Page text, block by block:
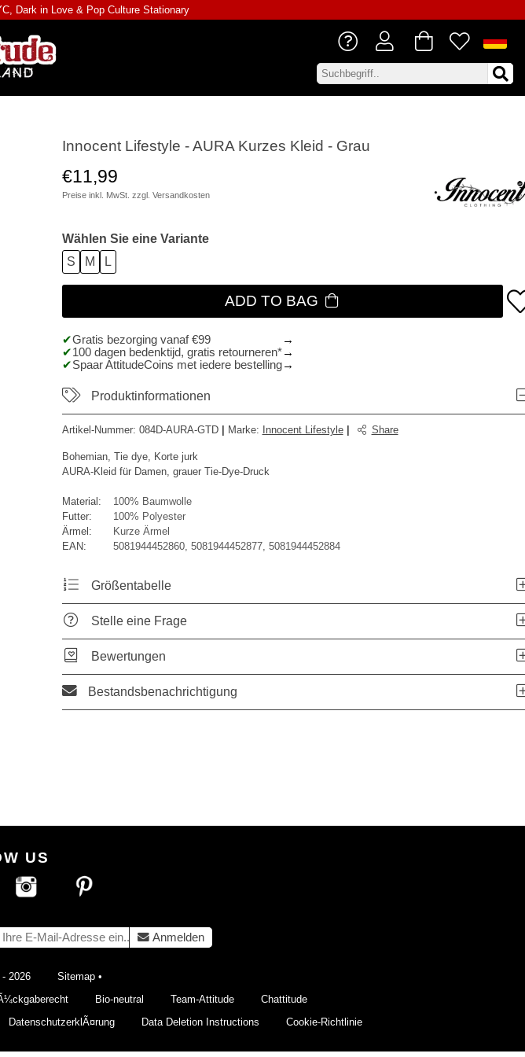
, Dark in Love & Pop Culture Stationary
Innocent Lifestyle - AURA Kurzes Kleid - Grau
€11,99
Preise inkl. MwSt. zzgl. Versandkosten
Wählen Sie eine Variante
S
M L
ADD TO BAG
Gratis bezorging vanaf €99
100 dagen bedenktijd, gratis retourneren*
Spaar AttitudeCoins met iedere bestelling
Produktinformationen
Artikel-Nummer: 084D-AURA-GTD Marke: Innocent Lifestyle Share
Bohemian, Tie dye, Korte jurk
AURA-Kleid für Damen, grauer Tie-Dye-Druck
Material:
100% Baumwolle
Futter:
100% Polyester
Ärmel:
Kurze Ärmel
EAN:
5081944452860, 5081944452877, 5081944452884
Größentabelle
Stelle eine Frage
Bewertungen
Bestandsbenachrichtigung
US
Anmelden
2026 Sitemap •
Bio-neutral Team-Attitude
Chattitude
DatenschutzerklÃ¤rung Data Deletion Instructions Cookie-Richtlinie